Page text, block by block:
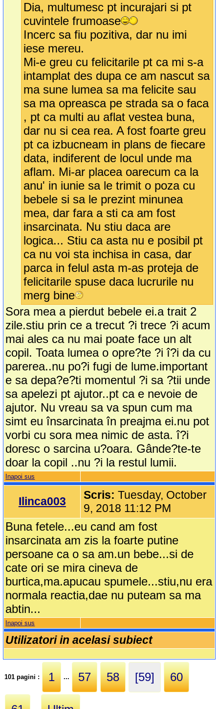
Dia, multumesc pt incurajari si pt
cuvintele frumoase
Incerc sa fiu pozitiva, dar nu imi
iese mereu.
Mi-e greu cu felicitarile pt ca mi s-a
intamplat des dupa ce am nascut sa
ma sune lumea sa ma felicite sau
sa ma opreasca pe strada sa o faca
, pt ca multi au aflat vestea buna,
dar nu si cea rea. A fost foarte greu
pt ca izbucneam in plans de fiecare
data, indiferent de locul unde ma
aflam. Mi-ar placea oarecum ca la
anu' in iunie sa le trimit o poza cu
bebele si sa le prezint minunea
mea, dar fara a sti ca am fost
insarcinata. Nu stiu daca are
logica... Stiu ca asta nu e posibil pt
ca nu voi sta inchisa in casa, dar
parca in felul asta m-as proteja de
felicitarile spuse daca lucrurile nu
merg bine
Sora mea a pierdut bebele ei.a trait 2
zile.stiu prin ce a trecut ?i trece ?i acum
mai ales ca nu mai poate face un alt
copil. Toata lumea o opre?te ?i î?i da cu
parerea..nu po?i fugi de lume.important
e sa depa?e?ti momentul ?i sa ?tii unde
sa apelezi pt ajutor..pt ca e nevoie de
ajutor. Nu vreau sa va spun cum ma
simt eu însarcinata în preajma ei.nu pot
vorbi cu sora mea nimic de asta. î?i
doresc o sarcina u?oara. Gânde?te-te
doar la copil ..nu ?i la restul lumii.
Inapoi sus
Ilinca003 Scris:Tuesday, October
9, 2018 11:12 PM
Buna fetele...eu cand am fost
insarcinata am zis la foarte putine
persoane ca o sa am.un bebe...si de
cate ori se mira cineva de
burtica,ma.apucau spumele...stiu,nu era
normala reactia,dae nu puteam sa ma
abtin...
Inapoi sus
Utilizatori in acelasi subiect
101 pagini : 1 ... 57 58 [59] 60